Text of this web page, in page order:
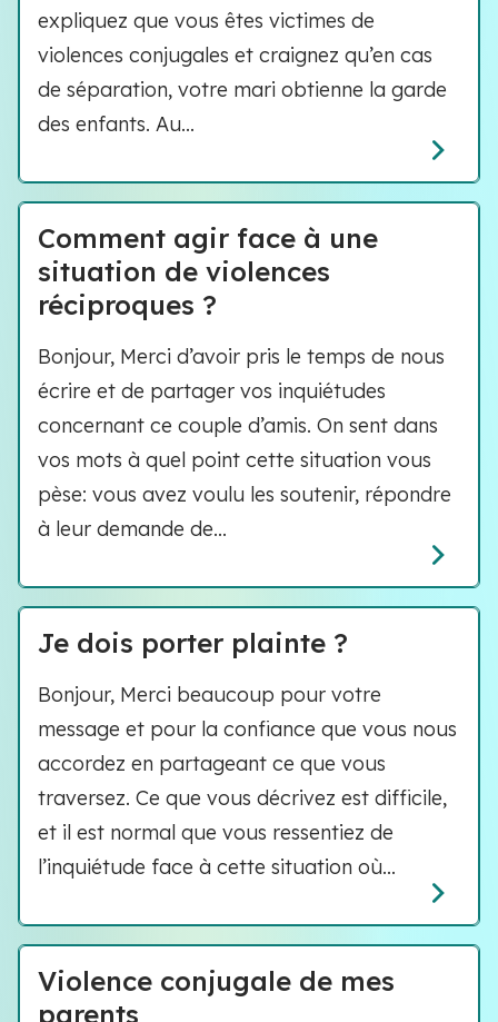
expliquez que vous êtes victimes de
violences conjugales et craignez qu’en cas
de séparation, votre mari obtienne la garde
des enfants. Au...
Comment agir face à une
situation de violences
réciproques ?
Bonjour, Merci d’avoir pris le temps de nous
écrire et de partager vos inquiétudes
concernant ce couple d’amis. On sent dans
vos mots à quel point cette situation vous
pèse: vous avez voulu les soutenir, répondre
à leur demande de...
Je dois porter plainte ?
Bonjour, Merci beaucoup pour votre
message et pour la confiance que vous nous
accordez en partageant ce que vous
traversez. Ce que vous décrivez est difficile,
et il est normal que vous ressentiez de
l’inquiétude face à cette situation où...
Violence conjugale de mes
parents